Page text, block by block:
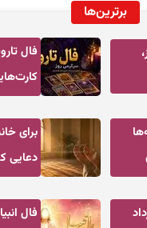
برترین‌ها
برای
دعایی
۱۵ مرداد